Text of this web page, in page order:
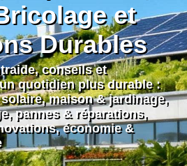
et
Durables
conseils et
quotidien plus durable :
maison & jardinage,
pannes & réparations,
économie &